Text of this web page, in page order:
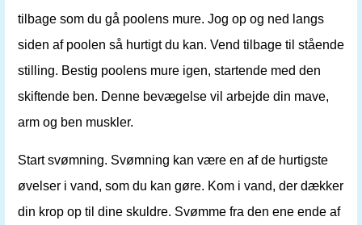
tilbage som du gå poolens mure. Jog op og ned langs
siden af ​​poolen så hurtigt du kan. Vend tilbage til stående
stilling. Bestig poolens mure igen, startende med den
skiftende ben. Denne bevægelse vil arbejde din mave,
arm og ben muskler.
Start svømning. Svømning kan være en af ​​de hurtigste
øvelser i vand, som du kan gøre. Kom i vand, der dækker
din krop op til dine skuldre. Svømme fra den ene ende af